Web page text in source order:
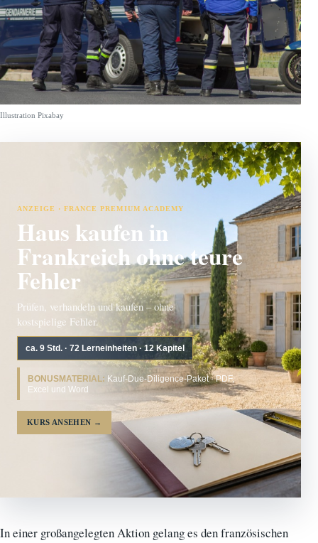
Illustration Pixabay
ANZEIGE · FRANCE PREMIUM ACADEMY
Haus kaufen in
Frankreich ohne teure
Fehler
Prüfen, verhandeln und kaufen – ohne
kostspielige Fehler.
ca. 9 Std. · 72 Lerneinheiten · 12 Kapitel
BONUSMATERIAL: Kauf-Due-Diligence-Paket · PDF,
Excel und Word
KURS ANSEHEN →
In einer großangelegten Aktion gelang es den französischen